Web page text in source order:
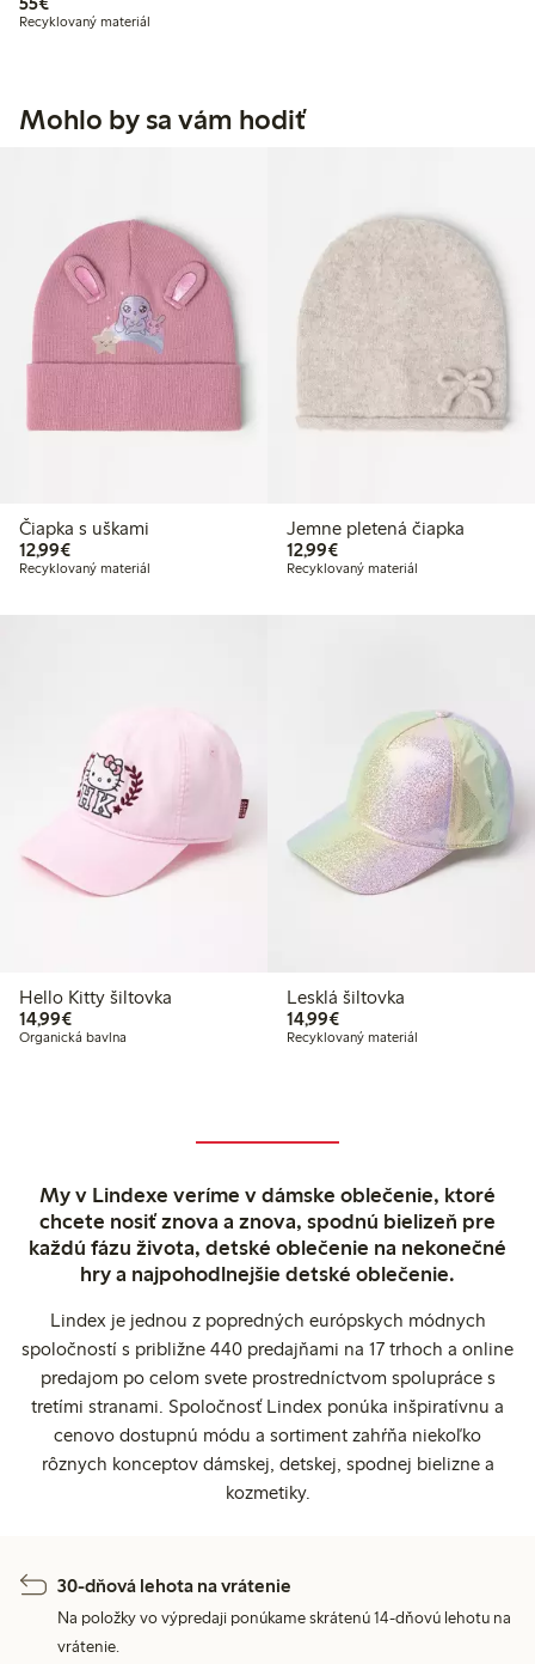
Recyklovaný materiál
Mohlo by sa vám hodiť
Čiapka s uškami
12,99€12,99 €
Recyklovaný materiál
Jemne pletená čiapka
12,99€12,99 €
Recyklovaný materiál
Hello Kitty šiltovka
14,99€14,99 €
Organická bavlna
Lesklá šiltovka
14,99€14,99 €
Recyklovaný materiál
My v Lindexe veríme v dámske oblečenie, ktoré
chcete nosiť znova a znova, spodnú bielizeň pre
každú fázu života, detské oblečenie na nekonečné
hry a najpohodlnejšie detské oblečenie.
Lindex je jednou z popredných európskych módnych
spoločností s približne 440 predajňami na 17 trhoch a online
predajom po celom svete prostredníctvom spolupráce s
tretími stranami. Spoločnosť Lindex ponúka inšpiratívnu a
cenovo dostupnú módu a sortiment zahŕňa niekoľko
rôznych konceptov dámskej, detskej, spodnej bielizne a
kozmetiky.
30-dňová lehota na vrátenie
Na položky vo výpredaji ponúkame skrátenú 14-dňovú lehotu na
vrátenie.